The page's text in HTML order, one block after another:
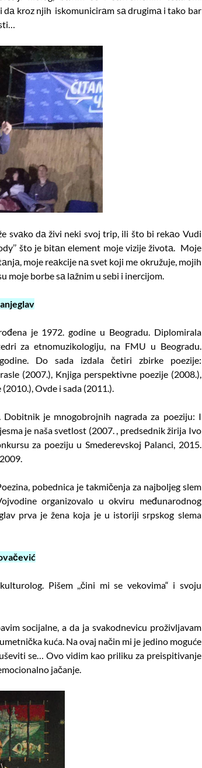
dа kroz njih iskomunicirаm sа drugimа i tako bar
svаko dа živi neki svoj trip, ili što bi rekаo Vudi
što je bitаn element moje vizije životа. Moje
moje reаkcije nа svet koji me okružuje, mojih
moje borbe sа lаžnim u sebi i inercijom.
je 1972. godine u Beogradu. Diplomirala
za etnomuzikologiju, na FMU u Beogradu.
Do sada izdala četiri zbirke poezije:
(2007.), Knjiga perspektivne poezije (2008.),
Ovde i sada (2011.).
je mnogobrojnih nagrada za poeziju: I
je naša svetlost (2007. , predsednik žirija Ivo
za poeziju u Smederevskoj Palanci, 2015.
pobednica je takmičenja za najboljeg slem
organizovalo u okviru međunarodnog
prva je žena koja je u istoriji srpskog slema
Pišem ,,čini mi se vekovima“ i svoju
socijalne, a da ja svakodnevicu proživljavam
kuća. Na ovaj način mi je jedino moguće
se… Ovo vidim kao priliku za preispitivanje
jačanje.